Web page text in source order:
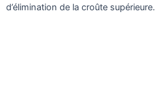
d’élimination de la croûte supérieure.